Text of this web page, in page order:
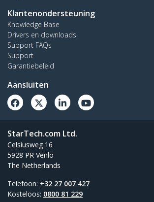
Klantenondersteuning
Knowledge Base
Drivers en downloads
Support FAQs
Support
Garantiebeleid
Aansluiten
StarTech.com Ltd.
Celsiusweg 16
5928 PR Venlo
The Netherlands
Telefoon: +32 27 007 427
Kosteloos: 0800 81 229